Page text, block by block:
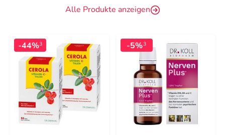
Alle Produkte anzeigen
-44%3 -5%3